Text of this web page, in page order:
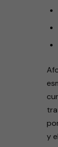
y